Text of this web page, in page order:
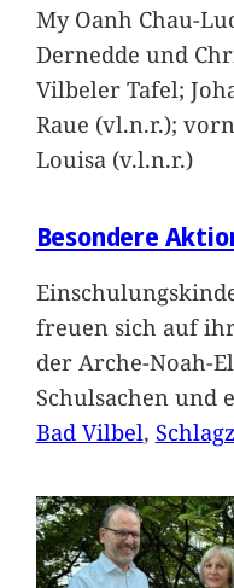
My Oanh Chau-
Dernedde und
Vilbeler Tafel;
Raue (vl.n.r.);
Louisa (v.l.n.r.)
Besondere
freuen sich auf
der Arche-Noah-
Schulsachen und
Bad Vilbel,